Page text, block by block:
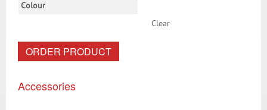
Colour
Clear
ORDER PRODUCT
Accessories